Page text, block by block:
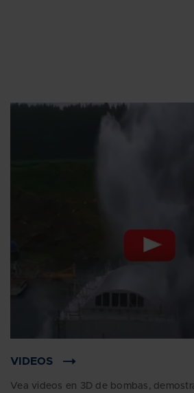
VIDEOS
Vea videos en 3D de bombas,